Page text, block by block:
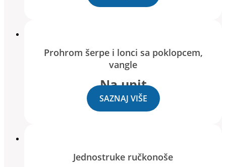
Prohrom šerpe i lonci sa poklopcem,
vangle
Na upit
SAZNAJ VIŠE
Jednostruke ručkonoše